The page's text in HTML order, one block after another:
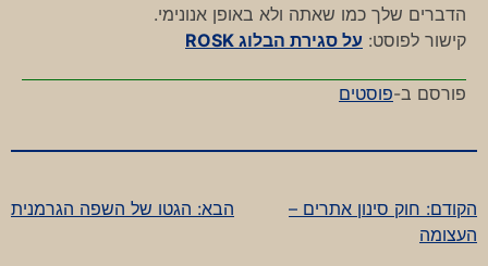
הדברים שלך כמו שאתה ולא באופן אנונימי.
קישור לפוסט: על סגירת הבלוג ROSK
פורסם ב-פוסטים
ניווט
הקודם: חוק סינון אתרים –
העצומה
הבא: הגטו של השפה הגרמנית